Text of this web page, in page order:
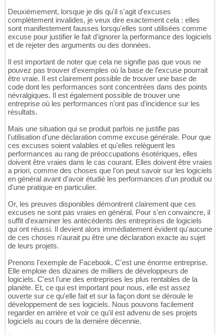
Deuxièmement, lorsque je dis qu'il s'agit d'excuses
complètement invalides, je veux dire exactement cela : elles
sont manifestement fausses lorsqu'elles sont utilisées comme
excuse pour justifier le fait d'ignorer la performance des logiciels
et de rejeter des arguments ou des données.
Il est important de noter que cela ne signifie pas que vous ne
pouvez pas trouver d'exemples où la base de l'excuse pourrait
être vraie. Il est clairement possible de trouver une base de
code dont les performances sont concentrées dans des points
névralgiques. Il est également possible de trouver une
entreprise où les performances n'ont pas d'incidence sur les
résultats.
Mais une situation qui se produit parfois ne justifie pas
l'utilisation d'une déclaration comme excuse générale. Pour que
ces excuses soient valables et qu'elles relèguent les
performances au rang de préoccupations ésotériques, elles
doivent être vraies dans le cas courant. Elles doivent être vraies
a priori, comme des choses que l'on peut savoir sur les logiciels
en général avant d'avoir étudié les performances d'un produit ou
d'une pratique en particulier.
Or, les preuves disponibles démontrent clairement que ces
excuses ne sont pas vraies en général. Pour s'en convaincre, il
suffit d'examiner les antécédents des entreprises de logiciels
qui ont réussi. Il devient alors immédiatement évident qu'aucune
de ces choses n'aurait pu être une déclaration exacte au sujet
de leurs projets.
Prenons l'exemple de Facebook. C'est une énorme entreprise.
Elle emploie des dizaines de milliers de développeurs de
logiciels. C'est l'une des entreprises les plus rentables de la
planète. Et, ce qui est important pour nous, elle est assez
ouverte sur ce qu'elle fait et sur la façon dont se déroule le
développement de ses logiciels. Nous pouvons facilement
regarder en arrière et voir ce qu'il est advenu de ses projets
logiciels au cours de la dernière décennie.